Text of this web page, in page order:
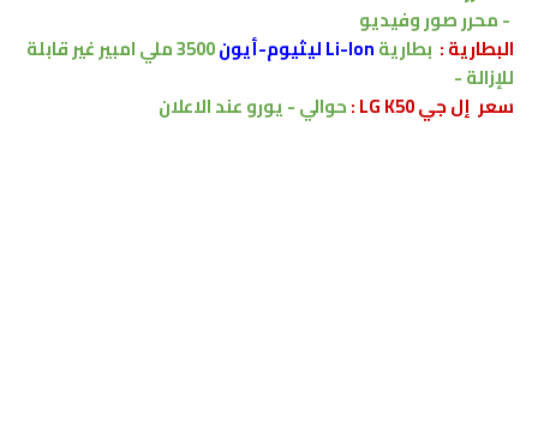
- محرر صور وفيديو
البطارية : بطاريةLi-Ion ليثيوم-أيون 3500ملي امبيرغير قابلة
للإزالة-
سعر إل جي LG K50 :
حوالي - يوروعند الاعلان